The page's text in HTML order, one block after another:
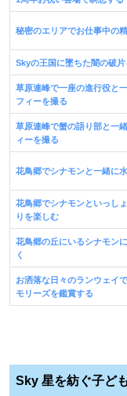
秘密のエリアでお仕事中の
Skyの王国に墜ちた闇の破片
草原連峰で一座の進行役と
フィーを撮る
草原連峰で蟹の語り部と一
ィーを撮る
花鳥郷でシナモンと一緒に
花鳥郷でシナモンといっし
りを楽しむ
花鳥郷の丘にいるシナモン
く
お洒落な日々のランウェイ
モリーズを鑑賞する
Sky 星を紡ぐ子ど